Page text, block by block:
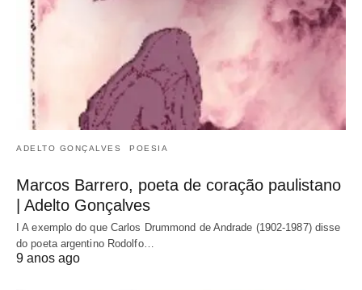
ADELTO GONÇALVES POESIA
Marcos Barrero, poeta de coração paulistano
| Adelto Gonçalves
I A exemplo do que Carlos Drummond de Andrade (1902-1987) disse
do poeta argentino Rodolfo…
9 anos ago